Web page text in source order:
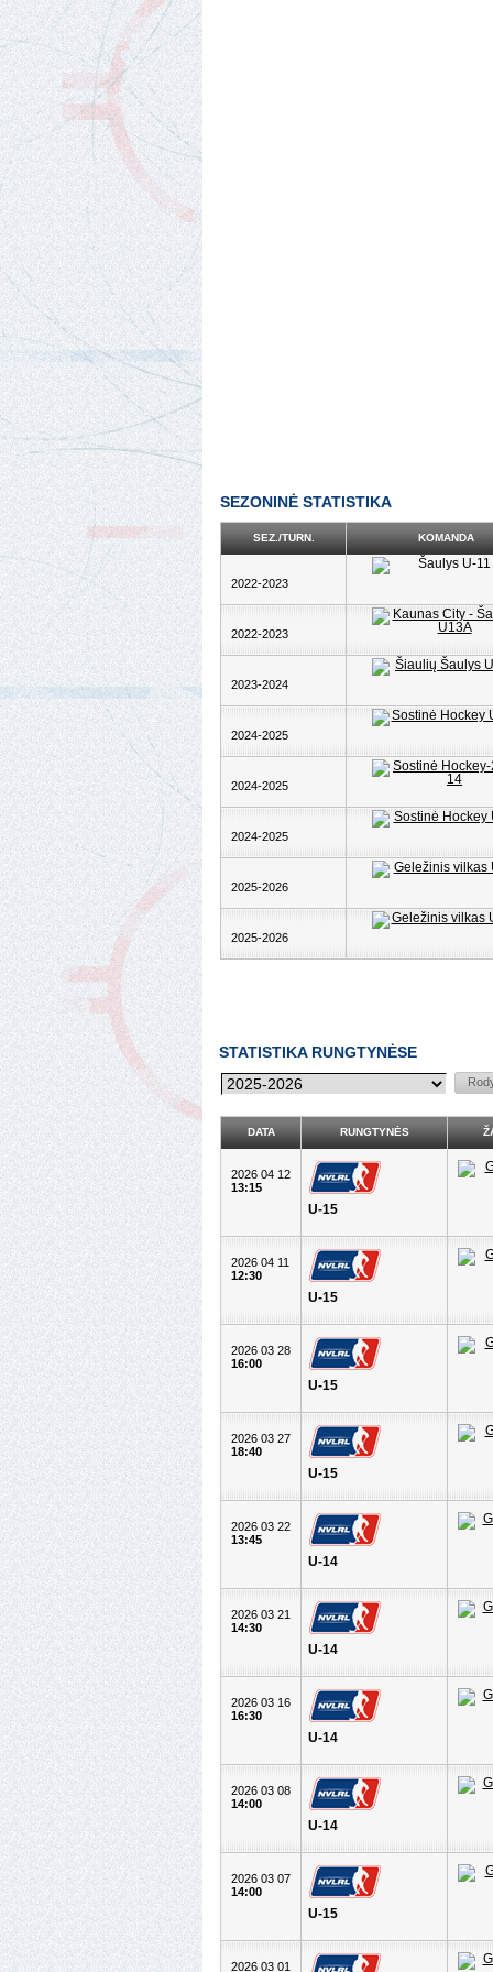
SEZONINĖ STATISTIKA
SEZ./TURN. KOMANDA
2022-2023
2022-2023
2023-2024
2024-2025
2024-2025
2024-2025
2025-2026
2025-2026
STATISTIKA RUNGTYNĖSE
DATA RUNGTYNĖS
2026 04 12
13:15
U-15
2026 04 11
12:30
U-15
2026 03 28
16:00
U-15
2026 03 27
18:40
U-15
2026 03 22
13:45
U-14
2026 03 21
14:30
U-14
2026 03 16
16:30
U-14
2026 03 08
14:00
U-14
2026 03 07
14:00
U-15
2026 03 01